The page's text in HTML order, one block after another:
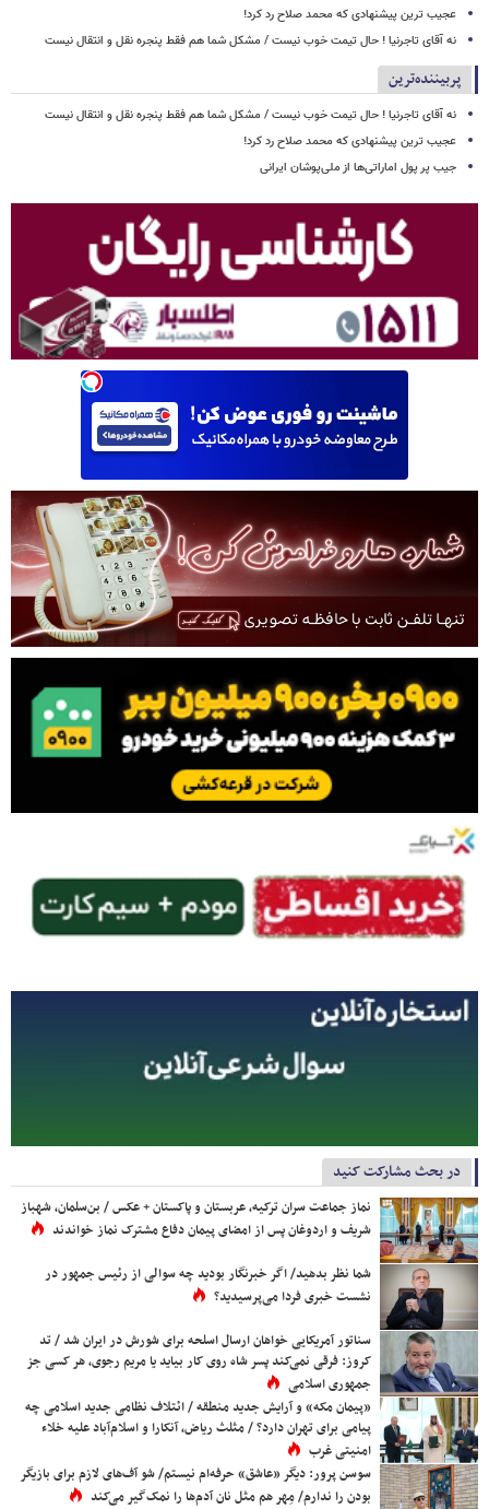
عجیب ترین پیشنهادی که محمد صلاح رد کرد!
نه آقای تاجرنیا ! حال تیمت خوب نیست / مشکل شما هم فقط پنجره نقل و انتقال نیست
پربیننده‌ترین
نه آقای تاجرنیا ! حال تیمت خوب نیست / مشکل شما هم فقط پنجره نقل و انتقال نیست
عجیب ترین پیشنهادی که محمد صلاح رد کرد!
جیب پر پول اماراتی‌ها از ملی‌پوشان ایرانی
در بحث مشارکت کنید
نماز جماعت سران ترکیه، عربستان و پاکستان + عکس / بن‌سلمان، شهباز
شریف و اردوغان پس از امضای پیمان دفاع مشترک نماز خواندند
شما نظر بدهید/ اگر خبرنگار بودید چه سوالی از رئیس جمهور در
نشست خبری فردا می‌پرسیدید؟
سناتور آمریکایی خواهان ارسال اسلحه برای شورش در ایران شد / تد
کروز: فرقی نمی‌کند پسر شاه روی کار بیاید یا مریم رجوی، هر کسی جز
جمهوری اسلامی
«پیمان مکه» و آرایش جدید منطقه / ائتلاف نظامی جدید اسلامی چه
پیامی برای تهران دارد؟ / مثلث ریاض، آنکارا و اسلام‌آباد علیه خلاء
امنیتی غرب
سوسن پرور: دیگر «عاشق» حرفه‌ام نیستم/ شو آف‌های لازم برای بازیگر
بودن را ندارم/ مِهر هم مثل نان آدم‌ها را نمک‌گیر می‌کند